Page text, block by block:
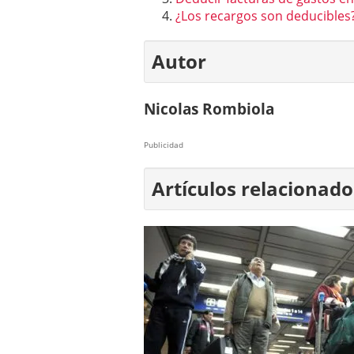
¿Los recargos son
Autor
Nicolas Rombiola
Publicidad
Artículos